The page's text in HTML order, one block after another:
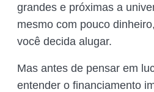
grandes e próximas a
mesmo com pouco
você decida alugar.
Mas antes de pensar em
entender o financiamento